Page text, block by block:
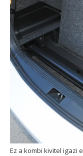
Ez a kombi kivitel igazi